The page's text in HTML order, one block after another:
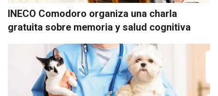
INECO Comodoro organiza una charla
gratuita sobre memoria y salud cognitiva